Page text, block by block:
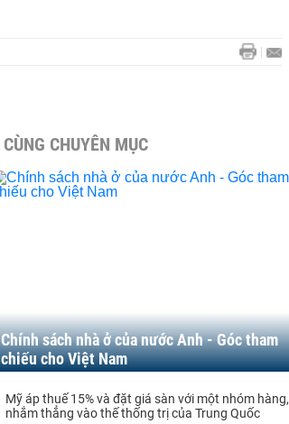
CÙNG CHUYÊN MỤC
Chính sách nhà ở của nước Anh - Góc tham
chiếu cho Việt Nam
Mỹ áp thuế 15% và đặt giá sàn với một nhóm hàng,
nhắm thẳng vào thế thống trị của Trung Quốc